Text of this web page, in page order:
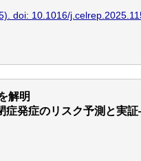
doi: 10.1016/
解明
症発症のリスク予測と実